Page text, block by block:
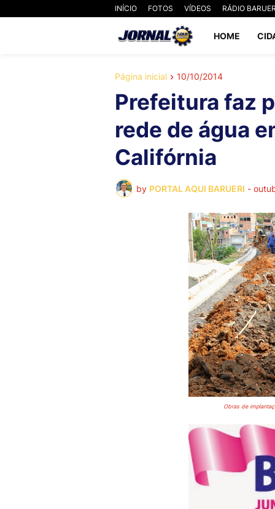
INÍCIO FOTOS VÍDEOS RÁDIO
HOME
Página inicial 10/10/2014
Prefeitura faz
rede de água
Califórnia
by PORTAL AQUI BARUERI -
Obras de